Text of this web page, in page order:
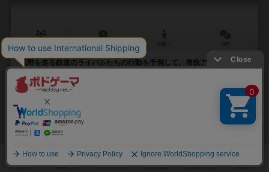
30～40分
荒野を走る鉄道のライバルたちの行動を予測して、痛快アクションを
西部劇のような世界観。プレーヤーは盗賊の１人となり、動き出し
た汽車の中で財布や宝石、金庫のお金を盗み出して大金持ちを目指し
ます。盗賊には６種類あり、それぞれ独自の能力を持っ...
509
興味あり
887
再入荷までお待ち下さい